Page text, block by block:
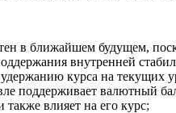
в ближайшем будущем,
внутренней
курса на текущих
поддерживает валютный
влияет на его курс;